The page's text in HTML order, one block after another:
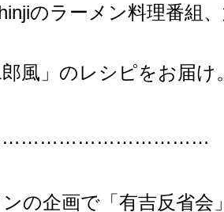
のラーメン料理番組
風」のレシピをお届け
の企画で「有吉反省会